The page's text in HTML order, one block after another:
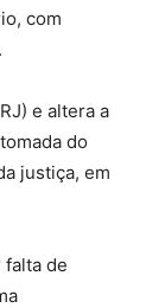
com
e altera a
do
justiça, em
falta de